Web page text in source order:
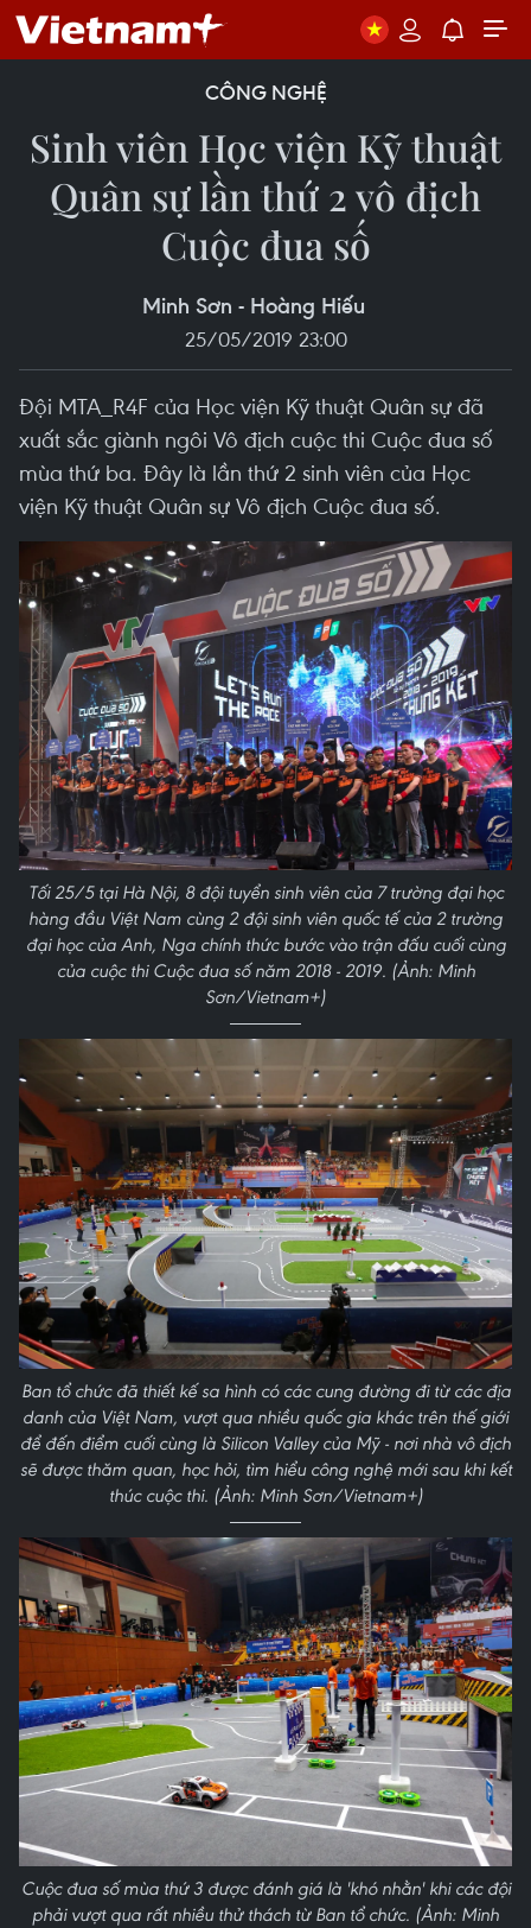
CÔNG NGHỆ
Sinh viên Học viện Kỹ thuật
Quân sự lần thứ 2 vô địch
Cuộc đua số
Minh Sơn - Hoàng Hiếu
25/05/2019 23:00
Đội MTA_R4F của Học viện Kỹ thuật Quân sự đã
xuất sắc giành ngôi Vô địch cuộc thi Cuộc đua số
mùa thứ ba. Đây là lần thứ 2 sinh viên của Học
viện Kỹ thuật Quân sự Vô địch Cuộc đua số.
Tối 25/5 tại Hà Nội, 8 đội tuyển sinh viên của 7 trường đại học
hàng đầu Việt Nam cùng 2 đội sinh viên quốc tế của 2 trường
đại học của Anh, Nga chính thức bước vào trận đấu cuối cùng
của cuộc thi Cuộc đua số năm 2018 - 2019. (Ảnh: Minh
Sơn/Vietnam+)
Ban tổ chức đã thiết kế sa hình có các cung đường đi từ các địa
danh của Việt Nam, vượt qua nhiều quốc gia khác trên thế giới
để đến điểm cuối cùng là Silicon Valley của Mỹ - nơi nhà vô địch
sẽ được thăm quan, học hỏi, tìm hiểu công nghệ mới sau khi kết
thúc cuộc thi. (Ảnh: Minh Sơn/Vietnam+)
Cuộc đua số mùa thứ 3 được đánh giá là 'khó nhằn' khi các đội
phải vượt qua rất nhiều thử thách từ Ban tổ chức. (Ảnh: Minh